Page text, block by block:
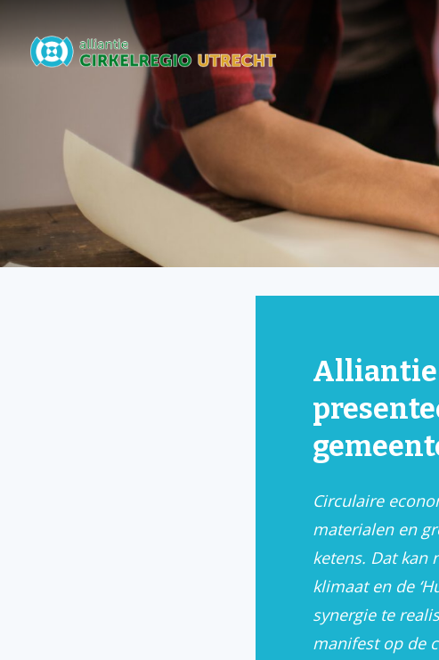
Alliantie
Circulaire
materialen en
ketens. Dat kan
klimaat en de
synergie te
manifest op de